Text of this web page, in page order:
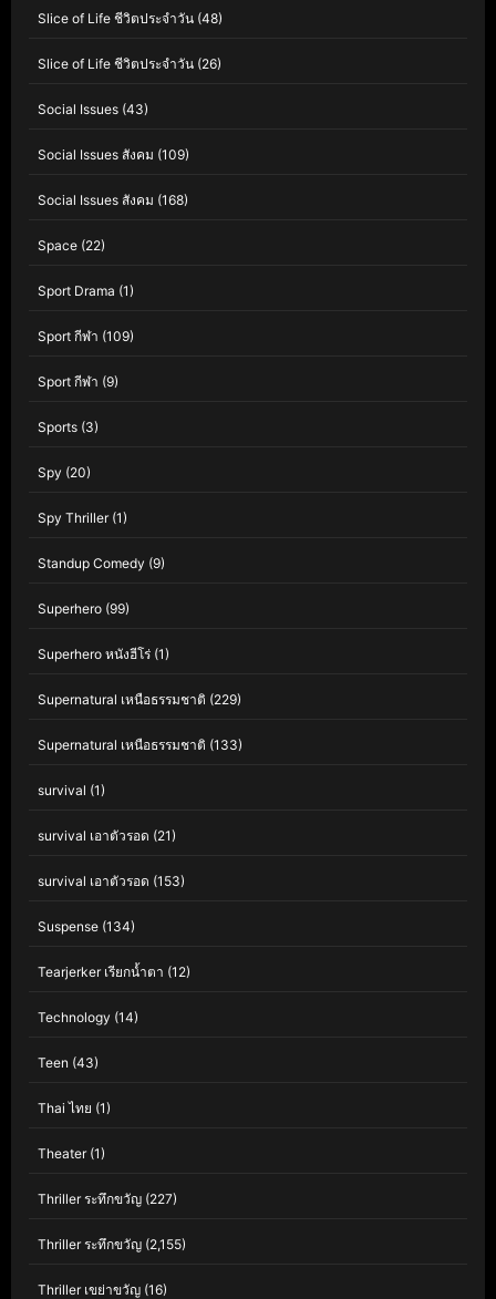
Slice of Life ชีวิตประจำวัน (48)
Slice of Life ชีวิตประจำวัน (26)
Social Issues (43)
Social Issues สังคม (109)
Social Issues สังคม (168)
Space (22)
Sport Drama (1)
Sport กีฬา (109)
Sport กีฬา (9)
Sports (3)
Spy (20)
Spy Thriller(1)
Standup Comedy (9)
Superhero (99)
Superhero หนังฮีโร่ (1)
Supernatural เหนือธรรมชาติ (229)
Supernatural เหนือธรรมชาติ (133)
survival (1)
survival เอาตัวรอด (21)
survival เอาตัวรอด (153)
Suspense (134)
Tearjerker เรียกน้ำตา (12)
Technology (14)
Teen (43)
Thai ไทย (1)
Theater(1)
Thriller ระทึกขวัญ (227)
Thriller ระทึกขวัญ (2,155)
Thriller เขย่าขวัญ (16)